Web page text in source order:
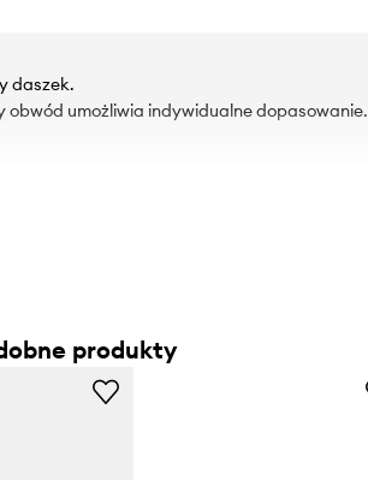
daszek.
obwód umożliwia indywidualne dopasowanie.
produkty